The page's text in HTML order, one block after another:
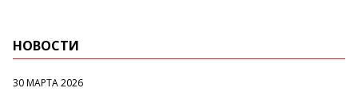
НОВОСТИ
30 МАРТА 2026